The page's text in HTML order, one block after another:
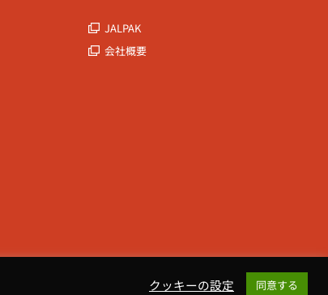
JALPAK
会社概要
クッキーの設定 同意する